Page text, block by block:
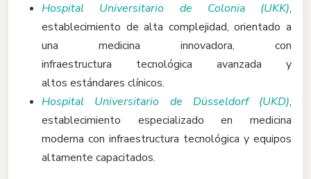
Hospital Universitario de Colonia (UKK),
establecimiento de alta complejidad, orientado a
una medicina innovadora, con
infraestructura tecnológica avanzada y
altos estándares clínicos.
Hospital Universitario de Düsseldorf (UKD),
establecimiento especializado en medicina
moderna con infraestructura tecnológica y equipos
altamente capacitados.